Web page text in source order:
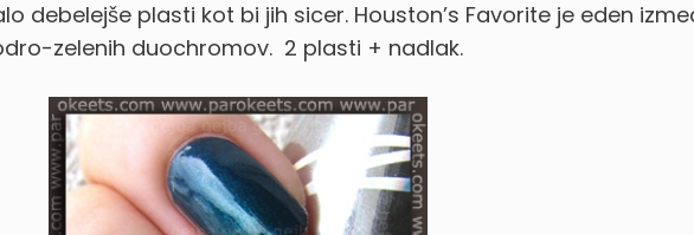
debelejše plasti kot bi jih sicer. Houston’s Favorite je eden
zelenih duochromov. 2 plasti + nadlak.